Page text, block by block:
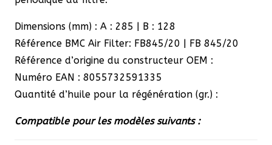
Dimensions (mm) : A : 285 | B : 128
Référence BMC Air Filter: FB845/20 | FB 845/20
Référence d’origine du constructeur OEM :
Numéro EAN : 8055732591335
Quantité d’huile pour la régénération (gr.) :
Compatible pour les modèles suivants :